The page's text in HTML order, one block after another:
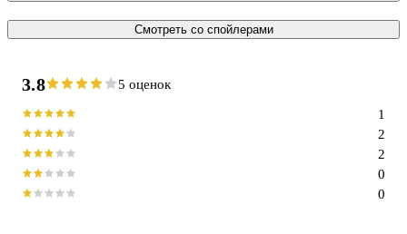
Смотреть со спойлерами
3.8 5 оценок
0
0
2
2
1